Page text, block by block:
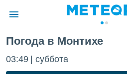
о
Погода в Монтихе
03:49 суббота